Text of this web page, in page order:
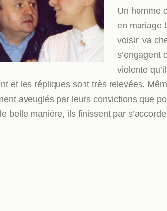
Un homme
en mariage
voisin va
s’engagent
violente
et les répliques sont très relevées.
aveuglés par leurs convictions que
belle manière, ils finissent par